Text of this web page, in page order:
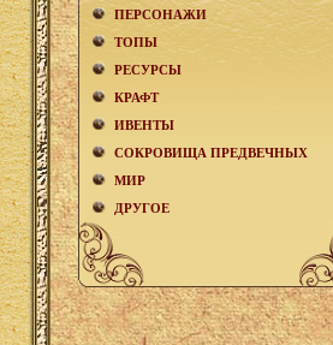
ПЕРСОНАЖИ
ТОПЫ
РЕСУРСЫ
КРАФТ
ИВЕНТЫ
СОКРОВИЩА ПРЕДВЕЧНЫХ
МИР
ДРУГОЕ